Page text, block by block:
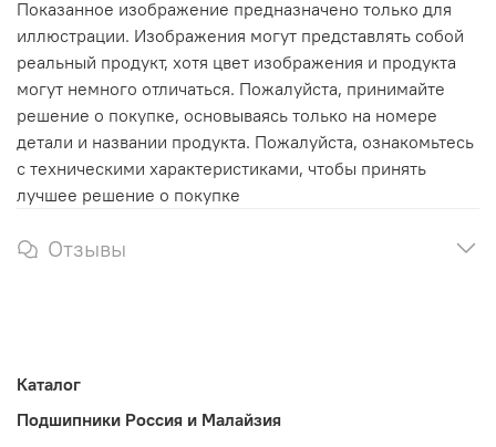
Показанное изображение предназначено только для
иллюстрации. Изображения могут представлять собой
реальный продукт, хотя цвет изображения и продукта
могут немного отличаться. Пожалуйста, принимайте
решение о покупке, основываясь только на номере
детали и названии продукта. Пожалуйста, ознакомьтесь
с техническими характеристиками, чтобы принять
лучшее решение о покупке
Отзывы
Каталог
Подшипники Россия и Малайзия